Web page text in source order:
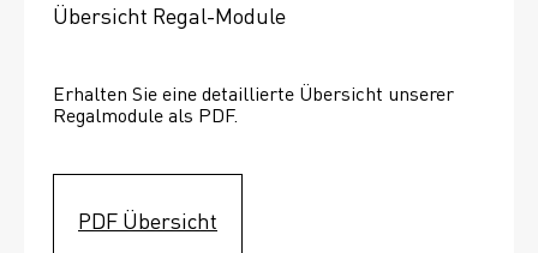
Übersicht Regal-Module
Erhalten Sie eine detaillierte Übersicht unserer
Regalmodule als PDF.
PDF Übersicht